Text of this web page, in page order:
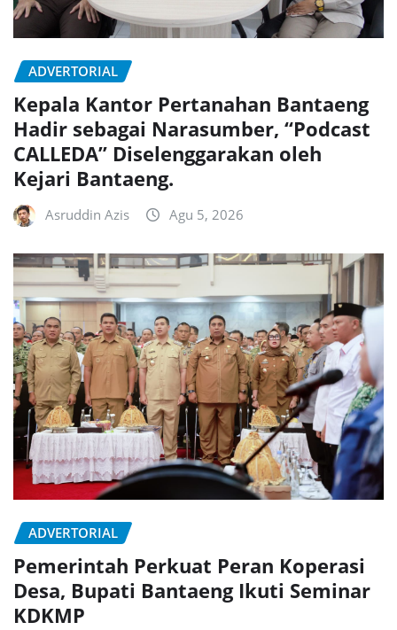
ADVERTORIAL
Kepala Kantor Pertanahan Bantaeng
Hadir sebagai Narasumber, “Podcast
CALLEDA” Diselenggarakan oleh
Kejari Bantaeng.
Asruddin Azis Agu 5, 2026
ADVERTORIAL
Pemerintah Perkuat Peran Koperasi
Desa, Bupati Bantaeng Ikuti Seminar
KDKMP